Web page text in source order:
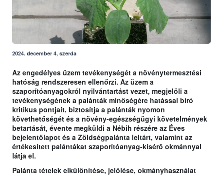
2024. december 4, szerda
Az engedélyes üzem tevékenységét a növénytermesztési
hatóság rendszeresen ellenőrzi. Az üzem a
szaporítóanyagokról nyilvántartást vezet, megjelöli a
tevékenységének a palánták minőségére hatással bíró
kritikus pontjait, biztosítja a palánták nyomon
követhetőségét és a növény-egészségügyi követelmények
betartását, évente megküldi a Nébih részére az Éves
bejelentőlapot és a Zöldségpalánta leltárt, valamint az
értékesített palántákat szaporítóanyag-kísérő okmánnyal
látja el.
Palánta tételek elkülönítése, jelölése, okmányhasználat